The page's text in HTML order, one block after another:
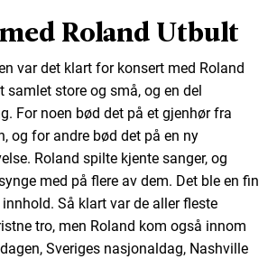
Roland Utbult
var det klart for konsert med Roland
samlet store og små, og en del
For noen bød det på et gjenhør fra
og for andre bød det på en ny
Roland spilte kjente sanger, og
med på flere av dem. Det ble en fin
Så klart var de aller fleste
tro, men Roland kom også innom
Sveriges nasjonaldag, Nashville